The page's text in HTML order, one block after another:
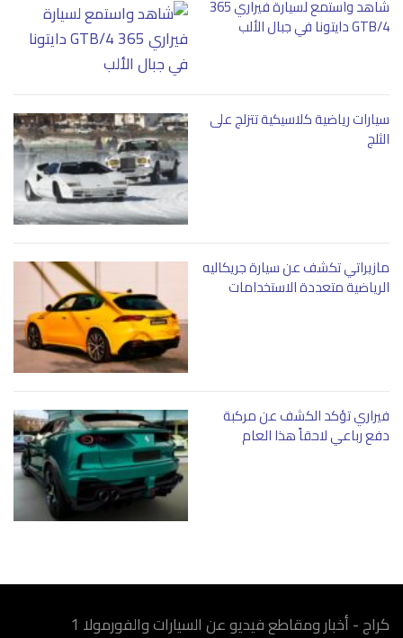
شاهد واستمع لسيارة فيراري 365
GTB/4 دايتونا في جبال الألب
سيارات رياضية كلاسيكية تتزلج على
الثلج
مازيراتي تكشف عن سيارة جريكاليه
الرياضية متعددة الاستخدامات
فيراري تؤكد الكشف عن مركبة
دفع رباعي لاحقاً هذا العام
كراج - أخبار ومقاطع فيديو عن السيارات والفورمولا 1